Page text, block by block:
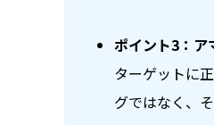
ポイント3：ア
ターゲットに
グではなく、